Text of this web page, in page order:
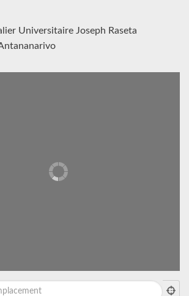
Universitaire Joseph Raseta